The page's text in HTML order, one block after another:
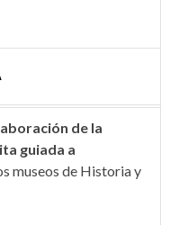
de la
guiada a
museos de Historia y